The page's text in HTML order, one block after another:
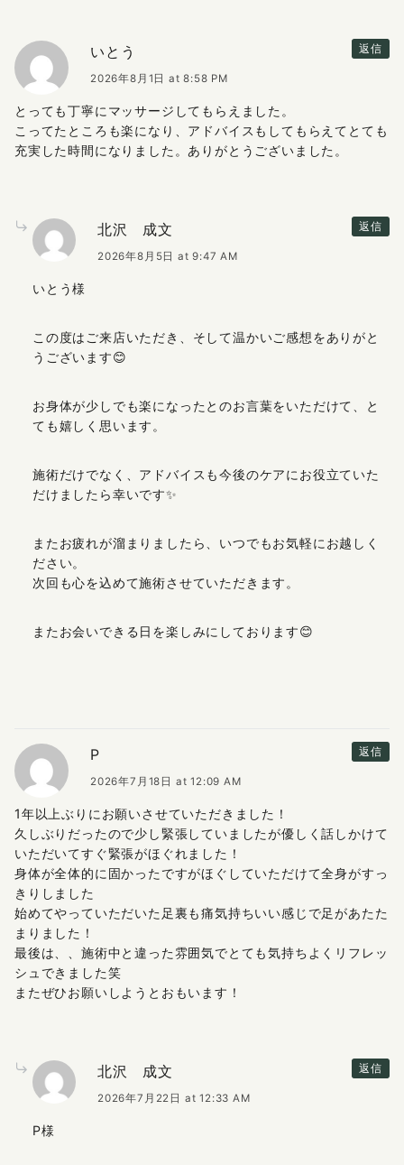
返信
いとう
2026年8月1日 at 8:58 PM
とっても丁寧にマッサージしてもらえました。
こってたところも楽になり、アドバイスもしてもらえてとても
充実した時間になりました。ありがとうございました。
返信
北沢 成文
2026年8月5日 at 9:47 AM
いとう様
この度はご来店いただき、そして温かいご感想をありがと
うございます😊
お身体が少しでも楽になったとのお言葉をいただけて、と
ても嬉しく思います。
施術だけでなく、アドバイスも今後のケアにお役立ていた
だけましたら幸いです✨
またお疲れが溜まりましたら、いつでもお気軽にお越しく
ださい。
次回も心を込めて施術させていただきます。
またお会いできる日を楽しみにしております😊
返信
P
2026年7月18日 at 12:09 AM
1年以上ぶりにお願いさせていただきました！
久しぶりだったので少し緊張していましたが優しく話しかけて
いただいてすぐ緊張がほぐれました！
身体が全体的に固かったですがほぐしていただけて全身がすっ
きりしました
始めてやっていただいた足裏も痛気持ちいい感じで足があたた
まりました！
最後は、、施術中と違った雰囲気でとても気持ちよくリフレッ
シュできました笑
またぜひお願いしようとおもいます！
返信
北沢 成文
2026年7月22日 at 12:33 AM
P様